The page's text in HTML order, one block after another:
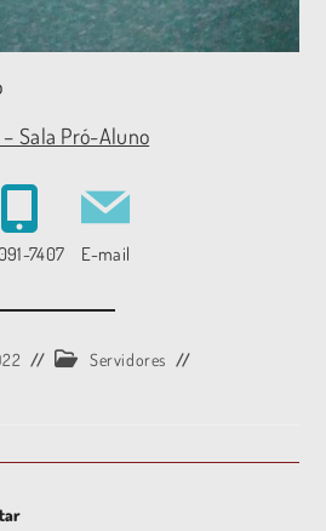
Sala Pró-Aluno
7407 E-mail
Servidores